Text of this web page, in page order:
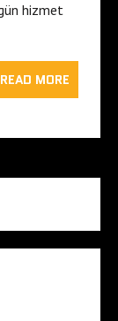
hizmet
READ MORE